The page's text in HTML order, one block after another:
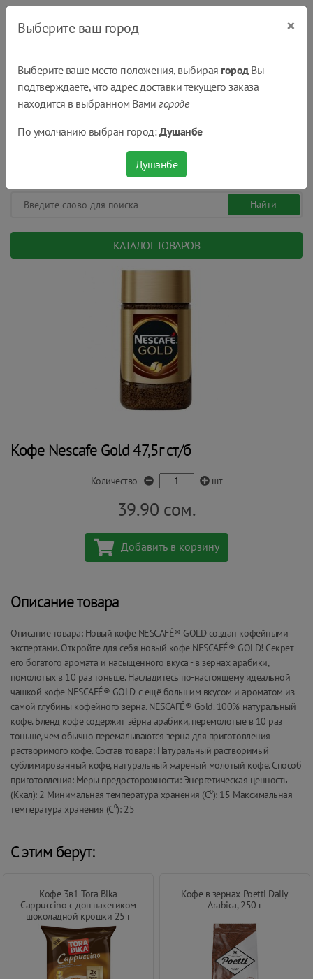
КАТАЛОГ ТОВАРОВ
Кофе Nescafe Gold 47,5г ст/б
Количество шт
39.90 сом.
Добавить в корзину
Описание товара
Описание товара: Новый кофе NESCAFÉ® GOLD создан кофейными
экспертами. Откройте для себя новый кофе NESCAFÉ® GOLD! Секрет
его богатого аромата и насыщенного вкуса - в зёрнах арабики,
помолотых в 10 раз тоньше. Насладитесь по-настоящему идеальной
чашкой кофе NESCAFÉ® GOLD с ещё большим вкусом и ароматом из
самой глубины кофейного зерна. NESCAFÉ® Gold. 100% натуральный
кофе. Бленд кофе содержит зёрна арабики, перемолотые в 10 раз
тоньше, чем обычно перемалываются зерна для приготовления
растворимого кофе. Состав товара: Натуральный растворимый
сублимированный кофе, натуральный жареный молотый кофе. Способ
приготовления: Меры предосторожности: Энергетическая ценность
(Ккал): 2 Минимальная температура хранения (С⁰): 15 Максимальная
температура хранения (С⁰): 25
С этим берут:
Кофе 3в1 Tora Bika
Cappuccino с доп пакетиком
шоколадной крошки 25 г
Кофе в зернах Poetti Daily
Arabica, 250 г
Выберите ваш город ×
Выберите ваше место положения, выбирая городВы
подтверждаете, что адрес доставки текущего заказа
находится в выбранном Вамигороде
По умолчанию выбран город:Душанбе
Душанбе